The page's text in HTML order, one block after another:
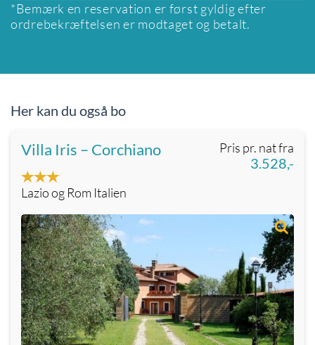
*Bemærk en reservation er først gyldig efter
ordrebekræftelsen er modtaget og betalt.
Her kan du også bo
Pris pr. nat fra
3.528,-
Villa Iris – Corchiano
Lazio og Rom Italien